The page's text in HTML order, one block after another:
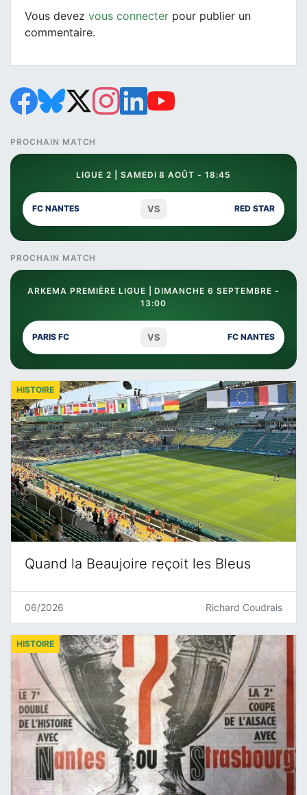
Vous devez vous connecter pour publier un
commentaire.
PROCHAIN MATCH
LIGUE 2 | SAMEDI 8 AOÛT - 18:45
FC NANTES VS RED STAR
PROCHAIN MATCH
ARKEMA PREMIÈRE LIGUE | DIMANCHE 6 SEPTEMBRE -
13:00
PARIS FC VS FC NANTES
Quand la Beaujoire reçoit les Bleus
HISTOIRE
06/2026 Richard Coudrais
HISTOIRE